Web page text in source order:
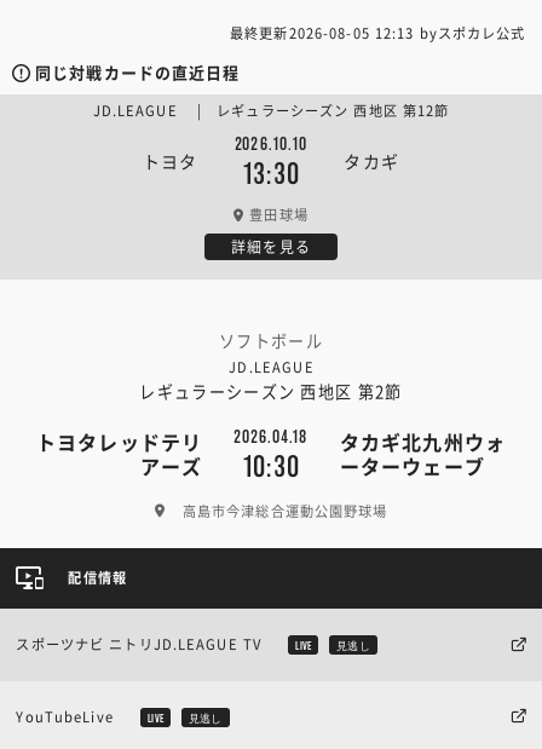
最終更新2026-08-05 12:13 byスポカレ公式
同じ対戦カードの直近日程
トヨタ
2026.10.10
13:30 タカギ
JD.LEAGUE | レギュラーシーズン 西地区 第12節
豊田球場
詳細を見る
ソフトボール
JD.LEAGUE
レギュラーシーズン 西地区 第2節
トヨタレッドテリ
アーズ
2026.04.18
10:30
タカギ北九州ウォ
ーターウェーブ
高島市今津総合運動公園野球場
配信情報
スポーツナビ ニトリJD.LEAGUE TV LIVE 見逃し
YouTubeLive LIVE 見逃し